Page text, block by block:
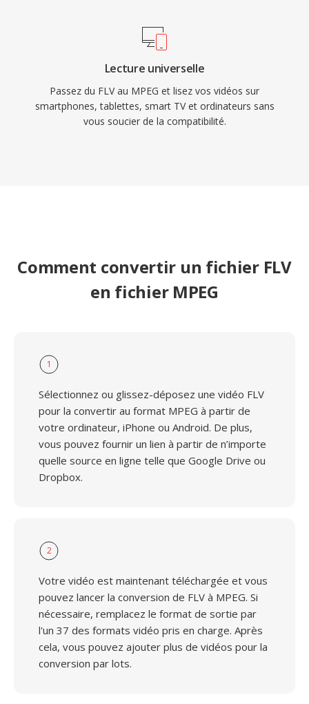
Lecture universelle
Passez du FLV au MPEG et lisez vos vidéos sur
smartphones, tablettes, smart TV et ordinateurs sans
vous soucier de la compatibilité.
Comment convertir un fichier FLV
en fichier MPEG
1
Sélectionnez ou glissez-déposez une vidéo FLV
pour la convertir au format MPEG à partir de
votre ordinateur, iPhone ou Android. De plus,
vous pouvez fournir un lien à partir de n’importe
quelle source en ligne telle que Google Drive ou
Dropbox.
2
Votre vidéo est maintenant téléchargée et vous
pouvez lancer la conversion de FLV à MPEG. Si
nécessaire, remplacez le format de sortie par
l'un 37 des formats vidéo pris en charge. Après
cela, vous pouvez ajouter plus de vidéos pour la
conversion par lots.